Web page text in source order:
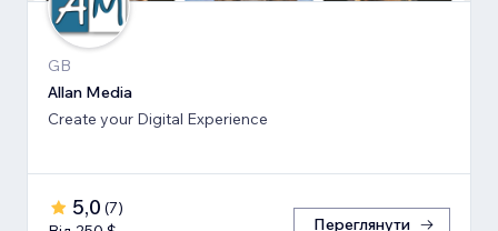
GB
Allan Media
Create your Digital Experience
5,0 (7)
Переглянути